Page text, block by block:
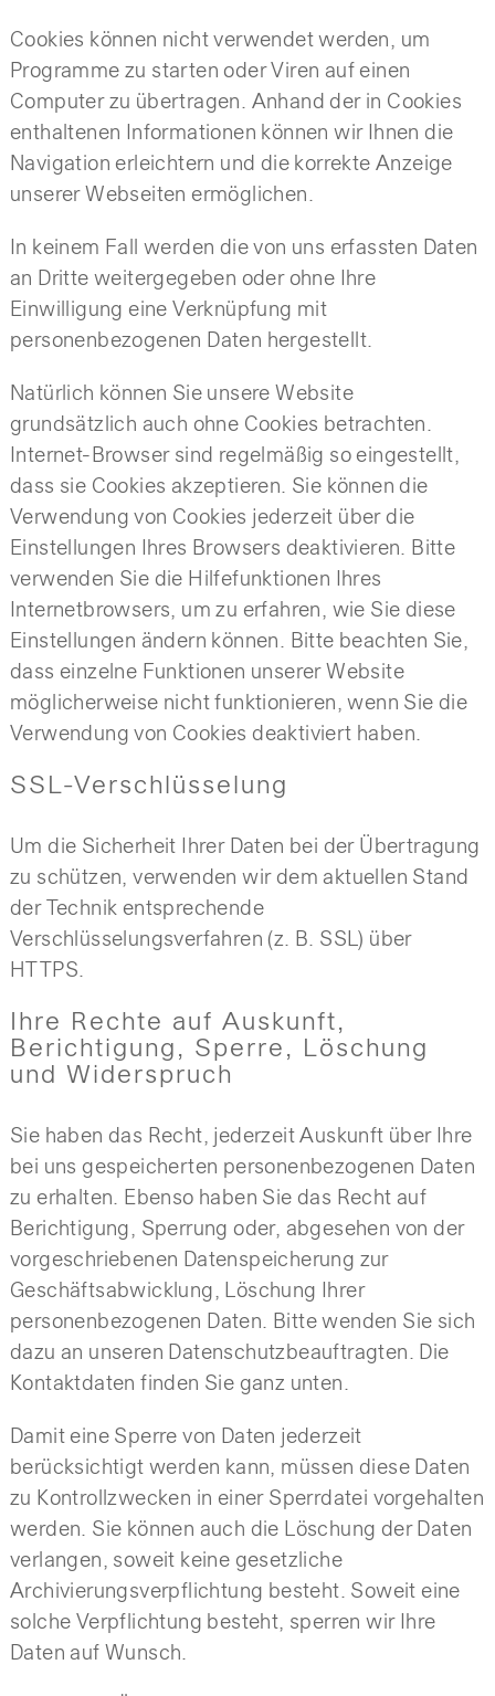
Cookies können nicht verwendet werden, um
Programme zu starten oder Viren auf einen
Computer zu übertragen. Anhand der in Cookies
enthaltenen Informationen können wir Ihnen die
Navigation erleichtern und die korrekte Anzeige
unserer Webseiten ermöglichen.
In keinem Fall werden die von uns erfassten Daten
an Dritte weitergegeben oder ohne Ihre
Einwilligung eine Verknüpfung mit
personenbezogenen Daten hergestellt.
Natürlich können Sie unsere Website
grundsätzlich auch ohne Cookies betrachten.
Internet-Browser sind regelmäßig so eingestellt,
dass sie Cookies akzeptieren. Sie können die
Verwendung von Cookies jederzeit über die
Einstellungen Ihres Browsers deaktivieren. Bitte
verwenden Sie die Hilfefunktionen Ihres
Internetbrowsers, um zu erfahren, wie Sie diese
Einstellungen ändern können. Bitte beachten Sie,
dass einzelne Funktionen unserer Website
möglicherweise nicht funktionieren, wenn Sie die
Verwendung von Cookies deaktiviert haben.
SSL-Verschlüsselung
Um die Sicherheit Ihrer Daten bei der Übertragung
zu schützen, verwenden wir dem aktuellen Stand
der Technik entsprechende
Verschlüsselungsverfahren (z. B. SSL) über
HTTPS.
Ihre Rechte auf Auskunft,
Berichtigung, Sperre, Löschung
und Widerspruch
Sie haben das Recht, jederzeit Auskunft über Ihre
bei uns gespeicherten personenbezogenen Daten
zu erhalten. Ebenso haben Sie das Recht auf
Berichtigung, Sperrung oder, abgesehen von der
vorgeschriebenen Datenspeicherung zur
Geschäftsabwicklung, Löschung Ihrer
personenbezogenen Daten. Bitte wenden Sie sich
dazu an unseren Datenschutzbeauftragten. Die
Kontaktdaten finden Sie ganz unten.
Damit eine Sperre von Daten jederzeit
berücksichtigt werden kann, müssen diese Daten
zu Kontrollzwecken in einer Sperrdatei vorgehalten
werden. Sie können auch die Löschung der Daten
verlangen, soweit keine gesetzliche
Archivierungsverpflichtung besteht. Soweit eine
solche Verpflichtung besteht, sperren wir Ihre
Daten auf Wunsch.